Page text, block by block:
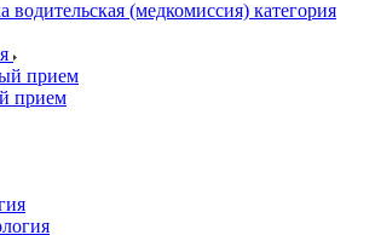
водительская (медкомиссия) категория
прием
прием